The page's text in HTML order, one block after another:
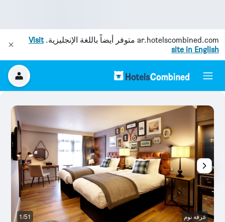
ar.hotelscombined.com متوفر أيضاً باللغة الإنجليزية.Visit
site in English
غرفة نوم 1/51